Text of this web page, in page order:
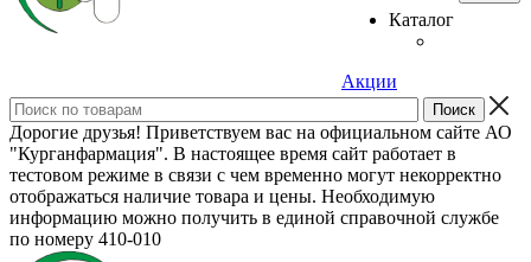
Каталог
Акции
Дорогие друзья! Приветствуем вас на официальном сайте АО
"Курганфармация". В настоящее время сайт работает в
тестовом режиме в связи с чем временно могут некорректно
отображаться наличие товара и цены. Необходимую
информацию можно получить в единой справочной службе
по номеру 410-010